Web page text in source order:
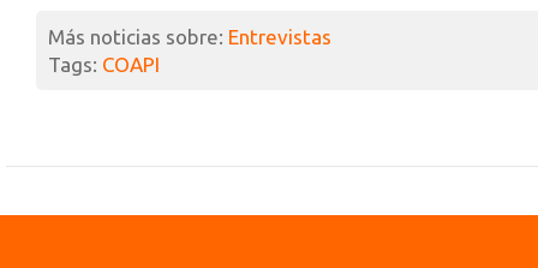
Más noticias sobre: Entrevistas
Tags: COAPI